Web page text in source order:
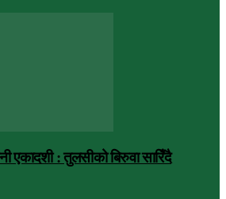
एकादशी : तुलसीको बिरुवा सारिँदै